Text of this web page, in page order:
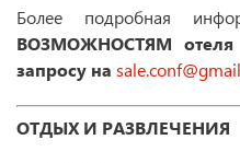
Более подробная
ВОЗМОЖНОСТЯМ отеля
запросу на
ОТДЫХ И РАЗВЛЕЧЕНИЯ